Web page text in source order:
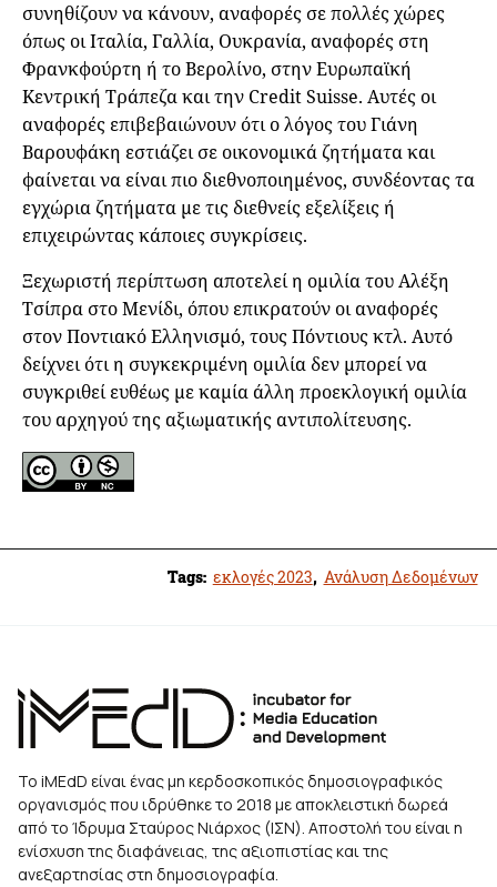
συνηθίζουν να κάνουν, αναφορές σε πολλές χώρες
όπως οι Ιταλία, Γαλλία, Ουκρανία, αναφορές στη
Φρανκφούρτη ή το Βερολίνο, στην Ευρωπαϊκή
Κεντρική Τράπεζα και την Credit Suisse. Αυτές οι
αναφορές επιβεβαιώνουν ότι ο λόγος του Γιάνη
Βαρουφάκη εστιάζει σε οικονομικά ζητήματα και
φαίνεται να είναι πιο διεθνοποιημένος, συνδέοντας τα
εγχώρια ζητήματα με τις διεθνείς εξελίξεις ή
επιχειρώντας κάποιες συγκρίσεις.
Ξεχωριστή περίπτωση αποτελεί η ομιλία του Αλέξη
Τσίπρα στο Μενίδι, όπου επικρατούν οι αναφορές
στον Ποντιακό Ελληνισμό, τους Πόντιους κτλ. Αυτό
δείχνει ότι η συγκεκριμένη ομιλία δεν μπορεί να
συγκριθεί ευθέως με καμία άλλη προεκλογική ομιλία
του αρχηγού της αξιωματικής αντιπολίτευσης.
Tags: εκλογές 2023, Ανάλυση Δεδομένων
Το iMEdD είναι ένας μη κερδοσκοπικός δημοσιογραφικός
οργανισμός που ιδρύθηκε το 2018 με αποκλειστική δωρεά
από το Ίδρυμα Σταύρος Νιάρχος (ΙΣΝ). Αποστολή του είναι η
ενίσχυση της διαφάνειας, της αξιοπιστίας και της
ανεξαρτησίας στη δημοσιογραφία.